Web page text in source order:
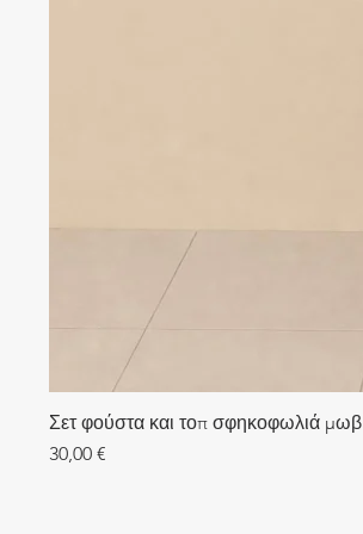
Σετ φούστα και τοπ σφηκοφωλιά μωβ
Τιμή
30,00 €